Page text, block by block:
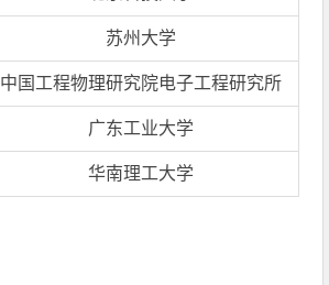
苏州大学
中国工程物理研究院电子工程研究所
广东工业大学
华南理工大学